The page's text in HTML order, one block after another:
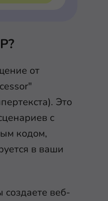
от
Это
с
кодом,
в ваши
веб-